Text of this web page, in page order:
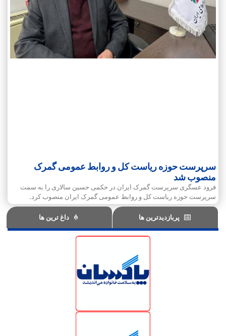
سرپرست حوزه ریاست کل و روابط عمومی گمرک
منصوب شد
فرود عسگری سرپرست گمرک ایران در حکمی حسین سالاری را به سمت
سرپرست حوزه ریاست کل و روابط‌ عمومی گمرک ایران منصوب کرد.
پربازدیدترین ها داغ ترین ها